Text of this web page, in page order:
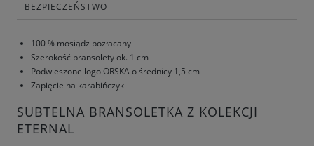
BEZPIECZEŃSTWO
100 % mosiądz pozłacany
Szerokość bransolety ok. 1 cm
Podwieszone logo ORSKA o średnicy 1,5 cm
Zapięcie na karabińczyk
SUBTELNA BRANSOLETKA Z KOLEKCJI
ETERNAL